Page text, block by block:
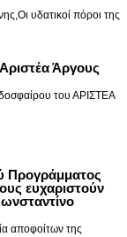
υδατικοί πόροι της
Άργους
του ΑΡΙΣΤΕΑ
Προγράμματος
ευχαριστούν
αποφοίτων της